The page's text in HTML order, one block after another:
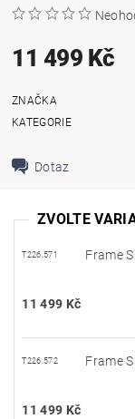
11 499 Kč
ZNAČKA
KATEGORIE
Dotaz
ZVOLTE
T226.571 Frame
11 499 Kč
T226.572 Frame
11 499 Kč